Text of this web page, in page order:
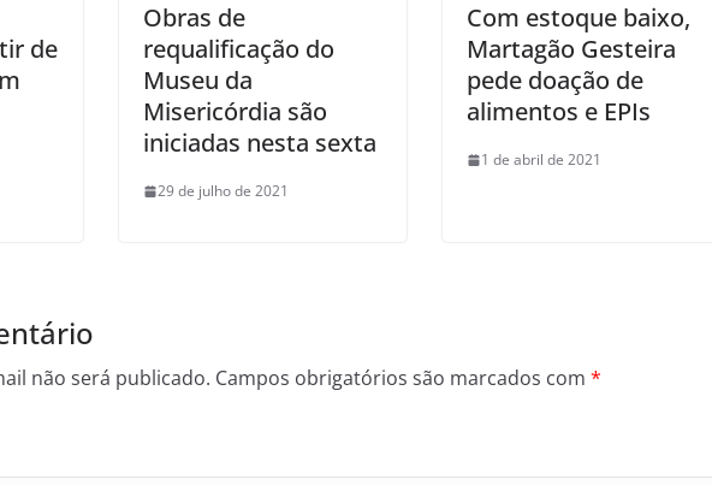
de
Obras de
requalificação do
Museu da
Misericórdia são
iniciadas nesta sexta
29 de julho de 2021
Com estoque baixo,
Martagão Gesteira
pede doação de
alimentos e EPIs
1 de abril de 2021
não será publicado. Campos obrigatórios são marcados com *